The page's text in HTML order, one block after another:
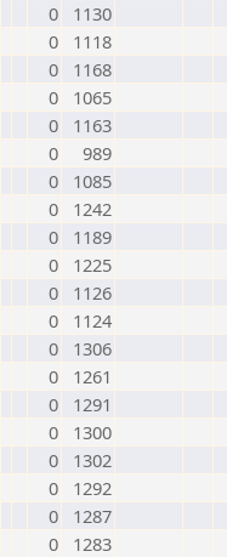
0
1130
0
1118
0
1168
0
1065
0
1163
0
989
0
1085
0
1242
0
1189
0
1225
0
1126
0
1124
0
1306
0
1261
0
1291
0
1300
0
1302
0
1292
0
1287
0
1283